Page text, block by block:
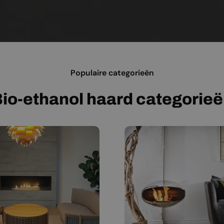
Populaire categorieën
ethanol haard